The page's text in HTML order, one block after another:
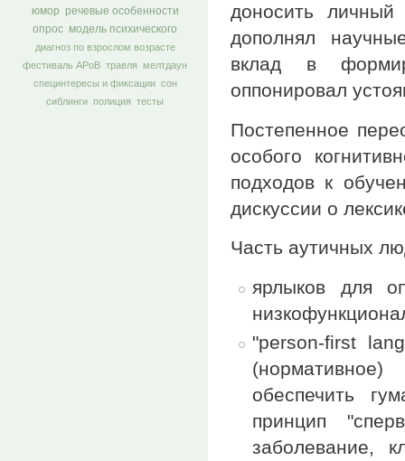
юмор
речевые особенности
опрос модель психического
диагноз по взрослом возрасте
фестиваль АРоВ травля мелтдаун
специнтересы и фиксации сон
сиблинги полиция тесты
доносить
дополнял
вклад в
оппонировал
Постепенное
особого
подходов к
дискуссии о
Часть аутичных
ярлыков для
"person-first
обеспечить
принцип
заболевание,